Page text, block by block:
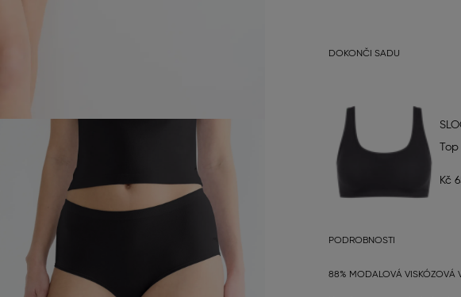
DOKONČI SADU
Top
Kč
PODROBNOSTI
88% MODALOVÁ VISKÓZOVÁ